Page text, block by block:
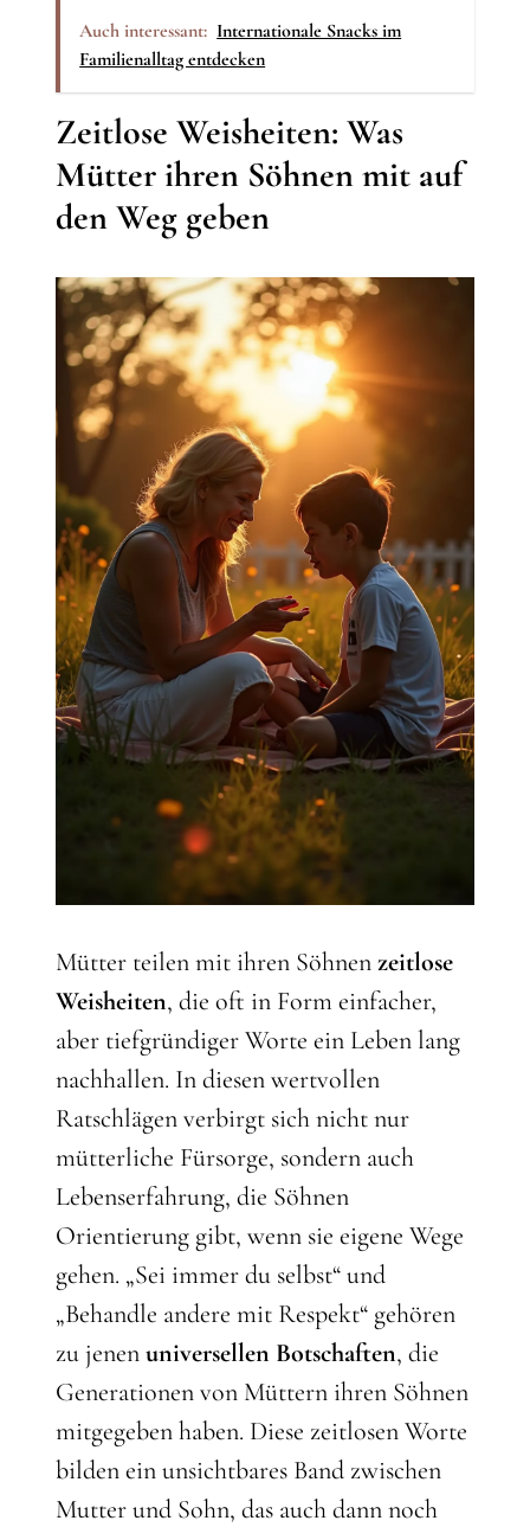
Auch interessant: Internationale Snacks im
Familienalltag entdecken
Zeitlose Weisheiten: Was
Mütter ihren Söhnen mit auf
den Weg geben
Mütter teilen mit ihren Söhnenzeitlose
Weisheiten, die oft in Form einfacher,
aber tiefgründiger Worte ein Leben lang
nachhallen. In diesen wertvollen
Ratschlägen verbirgt sich nicht nur
mütterliche Fürsorge, sondern auch
Lebenserfahrung, die Söhnen
Orientierung gibt, wenn sie eigene Wege
gehen. „Sei immer du selbst“ und
„Behandle andere mit Respekt“ gehören
zu jenenuniversellen Botschaften, die
Generationen von Müttern ihren Söhnen
mitgegeben haben. Diese zeitlosen Worte
bilden ein unsichtbares Band zwischen
Mutter und Sohn, das auch dann noch